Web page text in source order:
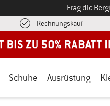
Frag die
RechnungskaufFinde
Schuhe Ausrüstung